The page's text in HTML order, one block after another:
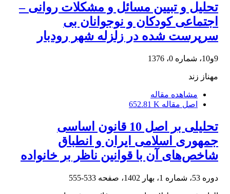
تحلیل و تبیین مسائل و مشکلات روانی –
اجتماعی کودکان و نوجوانان بی
سرپرست شده در زلزله شهر رودبار
9و10، شماره 0، 1376
مهناز زند
مشاهده مقاله
اصل مقاله 652.81 K
تحلیلی بر اصل 10 قانون اساسی
جمهوری اسلامی ایران و انطباق
شاخص‌های آن با قوانین ناظر بر خانواده
دوره 53، شماره 1، بهار 1402، صفحه 533-555